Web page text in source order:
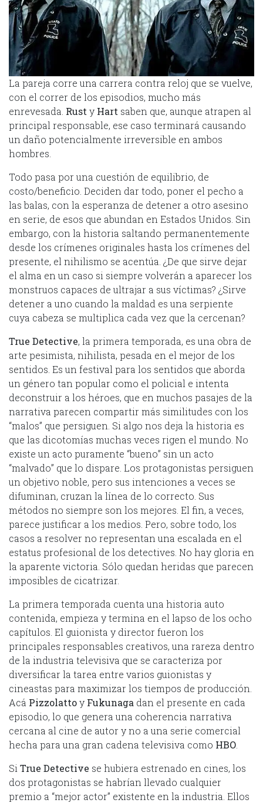
La pareja corre una carrera contra reloj que se vuelve,
con el correr de los episodios, mucho más
enrevesada. Rust y Hart saben que, aunque atrapen al
principal responsable, ese caso terminará causando
un daño potencialmente irreversible en ambos
hombres.
Todo pasa por una cuestión de equilibrio, de
costo/beneficio. Deciden dar todo, poner el pecho a
las balas, con la esperanza de detener a otro asesino
en serie, de esos que abundan en Estados Unidos. Sin
embargo, con la historia saltando permanentemente
desde los crímenes originales hasta los crímenes del
presente, el nihilismo se acentúa. ¿De que sirve dejar
el alma en un caso si siempre volverán a aparecer los
monstruos capaces de ultrajar a sus víctimas? ¿Sirve
detener a uno cuando la maldad es una serpiente
cuya cabeza se multiplica cada vez que la cercenan?
True Detective, la primera temporada, es una obra de
arte pesimista, nihilista, pesada en el mejor de los
sentidos. Es un festival para los sentidos que aborda
un género tan popular como el policial e intenta
deconstruir a los héroes, que en muchos pasajes de la
narrativa parecen compartir más similitudes con los
“malos” que persiguen. Si algo nos deja la historia es
que las dicotomías muchas veces rigen el mundo. No
existe un acto puramente “bueno” sin un acto
“malvado” que lo dispare. Los protagonistas persiguen
un objetivo noble, pero sus intenciones a veces se
difuminan, cruzan la línea de lo correcto. Sus
métodos no siempre son los mejores. El fin, a veces,
parece justificar a los medios. Pero, sobre todo, los
casos a resolver no representan una escalada en el
estatus profesional de los detectives. No hay gloria en
la aparente victoria. Sólo quedan heridas que parecen
imposibles de cicatrizar.
La primera temporada cuenta una historia auto
contenida, empieza y termina en el lapso de los ocho
capítulos. El guionista y director fueron los
principales responsables creativos, una rareza dentro
de la industria televisiva que se caracteriza por
diversificar la tarea entre varios guionistas y
cineastas para maximizar los tiempos de producción.
Acá Pizzolattoy Fukunaga dan el presente en cada
episodio, lo que genera una coherencia narrativa
cercana al cine de autor y no a una serie comercial
hecha para una gran cadena televisiva como HBO
Si True Detective se hubiera estrenado en cines, los
dos protagonistas se habrían llevado cualquier
premio a “mejor actor” existente en la industria. Ellos